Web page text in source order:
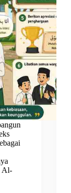
Al-